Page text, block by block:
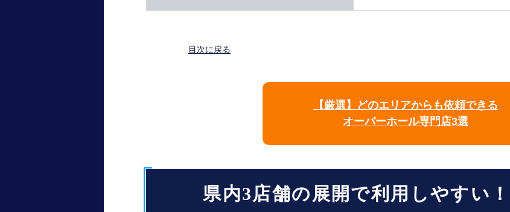
目次に戻る
【厳選】どのエリアからも依頼できる
オーバーホール専門店3選
県内3店舗の展開で利用しやすい！